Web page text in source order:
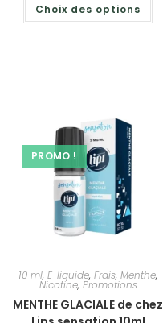
Choix des options
PROMO !
10 ml, E-liquide, Frais, Menthe,
Nicotine, Promotions
MENTHE GLACIALE de chez